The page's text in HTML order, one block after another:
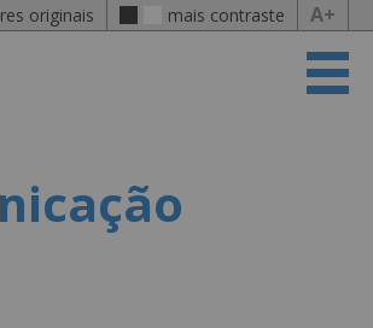
originais mais contraste A+